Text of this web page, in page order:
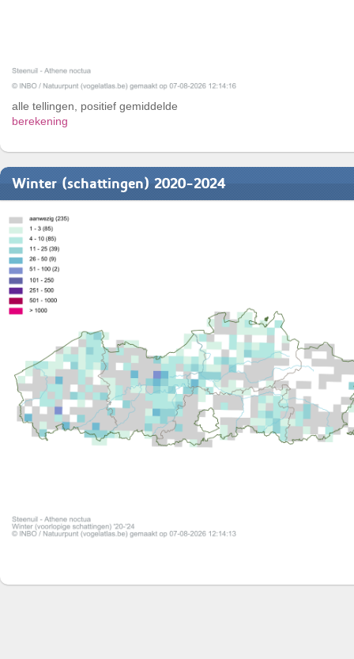
alle tellingen, positief gemiddelde
berekening
Winter (schattingen) 2020-2024